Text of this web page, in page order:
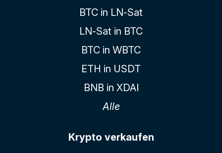
BTC in LN-Sat
LN-Sat in BTC
BTC in WBTC
ETH in USDT
BNB in XDAI
Alle
Krypto verkaufen